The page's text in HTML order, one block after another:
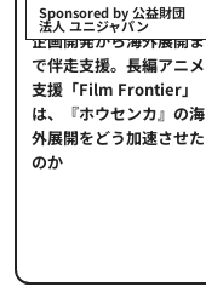
Sponsored by 公益財団
法人 ユニジャパン
企画開発から海外展開ま
で伴走支援。長編アニメ
支援「Film Frontier」
は、『ホウセンカ』の海
外展開をどう加速させた
のか